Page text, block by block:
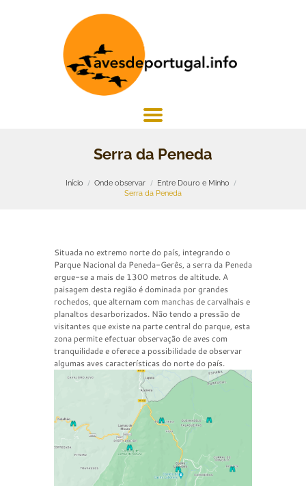
Serra da Peneda
Início Onde observar
Entre Douro e Minho
Serra da Peneda
Situada no extremo norte do país, integrando o
Parque Nacional da Peneda-Gerês, a serra da Peneda
ergue-se a mais de 1300 metros de altitude. A
paisagem desta região é dominada por grandes
rochedos, que alternam com manchas de carvalhais e
planaltos desarborizados. Não tendo a pressão de
visitantes que existe na parte central do parque, esta
zona permite efectuar observação de aves com
tranquilidade e oferece a possibilidade de observar
algumas aves características do norte do país.